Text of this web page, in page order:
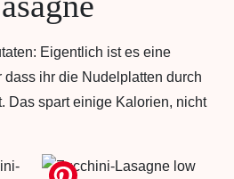
Eigentlich ist es eine
dass ihr die Nudelplatten durch
Das spart einige Kalorien, nicht